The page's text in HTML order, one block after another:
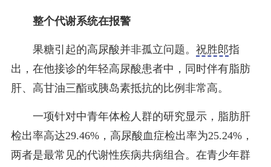
整个代谢系统在报警
果糖引起的高尿酸并非孤立问题。 祝胜郎指
出，在他接诊的年轻高尿酸患者中，同时伴有脂肪
肝、高甘油三酯或胰岛素抵抗的比例非常高。
一项针对中青年体检人群的研究显示，脂肪肝
检出率高达29.46%，高尿酸血症检出率为25.24%，
两者是最常见的代谢性疾病共病组合。在青少年群